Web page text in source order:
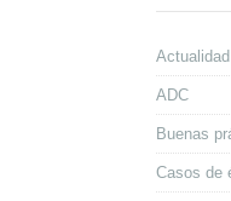
Actualidad
ADC
Buenas
Casos de